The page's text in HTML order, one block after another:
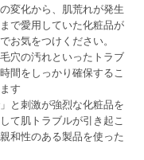
変化から、肌荒れが発生
で愛用していた化粧品が
お気をつけください。
穴の汚れといったトラブ
間をしっかり確保するこ
す
と刺激が強烈な化粧品を
て肌トラブルが引き起こ
和性のある製品を使った